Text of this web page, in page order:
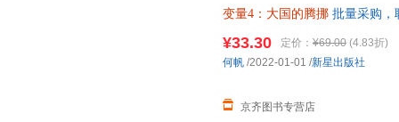
变量4：大国的腾挪 批量采购，
¥33.30 定价： ¥69.00 (4.83折)
京齐图书专营店
何帆 /2022-01-01 /新星出版社